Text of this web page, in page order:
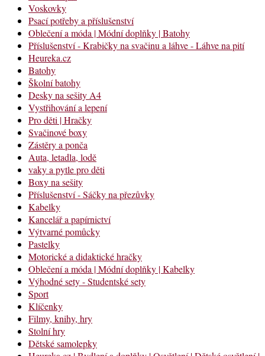
Voskovky
Psací potřeby a příslušenství
Oblečení a móda | Módní doplňky | Batohy
Příslušenství - Krabičky na svačinu a láhve - Láhve na pití
Heureka.cz
Batohy
Školní batohy
Desky na sešity A4
Vystřihování a lepení
Pro děti | Hračky
Svačinové boxy
Zástěry a ponča
Auta, letadla, lodě
vaky a pytle pro děti
Boxy na sešity
Příslušenství - Sáčky na přezůvky
Kabelky
Kancelář a papírnictví
Výtvarné pomůcky
Pastelky
Motorické a didaktické hračky
Oblečení a móda | Módní doplňky | Kabelky
Výhodné sety - Studentské sety
Sport
Klíčenky
Filmy, knihy, hry
Stolní hry
Dětské samolepky